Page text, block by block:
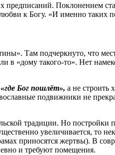
предписаний. Поклонением
к Богу. «И именно таких
Там подчеркнуто, что
в «дому такого-то». Нет
Бог пошлёт», а не строить
подвижники не
традиции. Но постройки
увеличивается, то
приносятся жертвы). В
и требуют помещения.